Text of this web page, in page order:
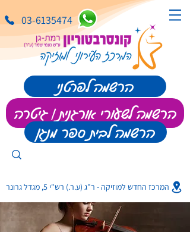
03-6135474
הרשמה לשעורי אורגנית | גיטרה
הרשמה לבית ספר מנגן
הרשמה לפרטני
המרכז החדש למוזיקה - ר"ג (ע.ר.) רש"י 5, מגדל גרונר